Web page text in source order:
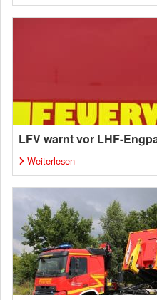
LFV warnt vor LHF-
Weiterlesen